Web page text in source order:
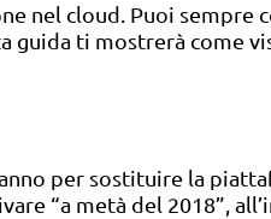
nel cloud. Puoi sempre
ti mostrerà come
per sostituire la
“a metà del 2018”,